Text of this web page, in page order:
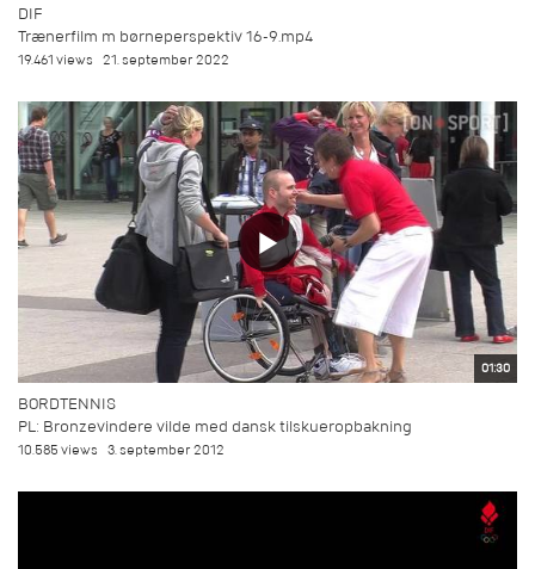
DIF
Trænerfilm m børneperspektiv 16-9.mp4
19.461 views 21. september 2022
01:30
BORDTENNIS
PL: Bronzevindere vilde med dansk tilskueropbakning
10.585 views 3. september 2012